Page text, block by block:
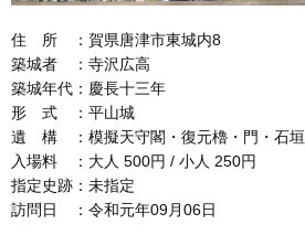
住 所 ：賀県唐津市東城内8
築城者 ：寺沢広高
築城年代：慶長十三年
形 式 ：平山城
遺 構 ：模擬天守閣・復元櫓・門・石垣
入場料 ：大人 500円 / 小人 250円
指定史跡：未指定
訪問日 ：令和元年09月06日